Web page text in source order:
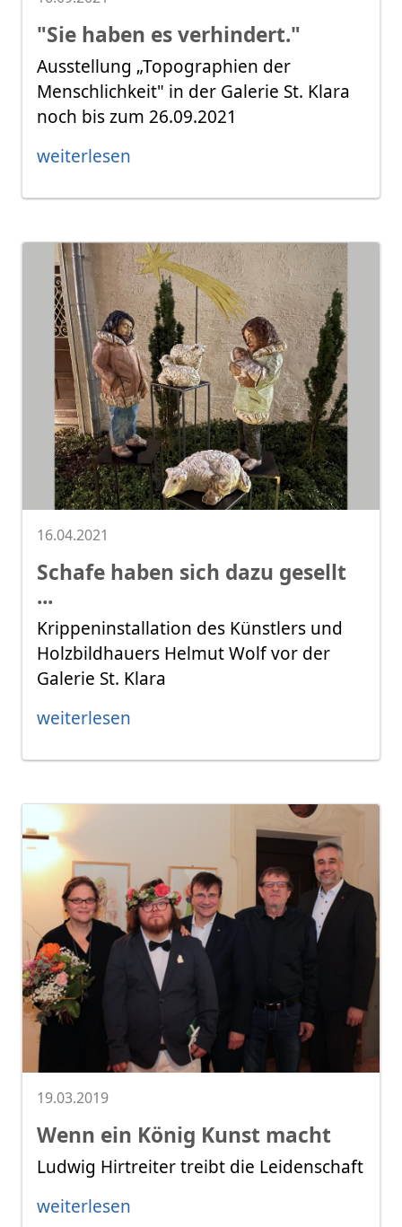
"Sie haben es verhindert."
Ausstellung „Topographien der
Menschlichkeit" in der Galerie St. Klara
noch bis zum 26.09.2021
weiterlesen
16.04.2021
Schafe haben sich dazu gesellt
...
Krippeninstallation des Künstlers und
Holzbildhauers Helmut Wolf vor der
Galerie St. Klara
weiterlesen
19.03.2019
Wenn ein König Kunst macht
Ludwig Hirtreiter treibt die Leidenschaft
weiterlesen